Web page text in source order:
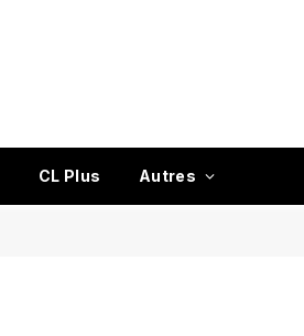
CL Plus Autres